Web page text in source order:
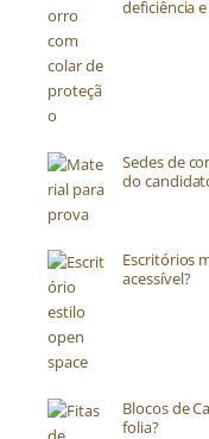
deficiência
Sedes de
do
Escritórios
acessível?
Blocos de
folia?